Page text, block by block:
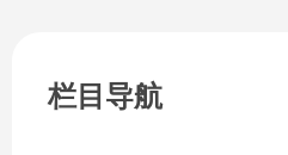
栏目导航